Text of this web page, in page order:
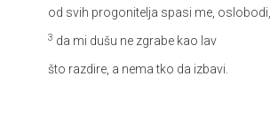
od svih progonitelja spasi me, oslobodi,
3 da mi dušu ne zgrabe kao lav
što razdire, a nema tko da izbavi.